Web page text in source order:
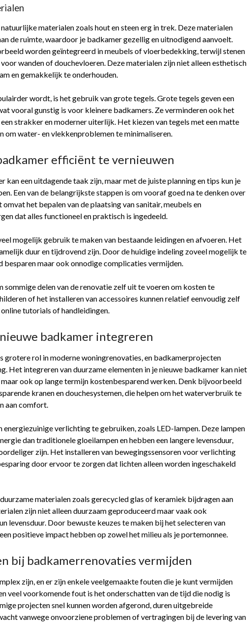
materialen zoals hout en steen erg in trek. Deze materialen
de ruimte, waardoor je badkamer gezellig en uitnodigend aanvoelt.
worden geïntegreerd in meubels of vloerbedekking, terwijl stenen
wanden of douchevloeren. Deze materialen zijn niet alleen esthetisch
en gemakkelijk te onderhouden.
wordt, is het gebruik van grote tegels. Grote tegels geven een
vooral gunstig is voor kleinere badkamers. Ze verminderen ook het
strakker en moderner uiterlijk. Het kiezen van tegels met een matte
om water- en vlekkenproblemen te minimaliseren.
efficiënt te vernieuwen
kan een uitdagende taak zijn, maar met de juiste planning en tips kun je
Een van de belangrijkste stappen is om vooraf goed na te denken over
het bepalen van de plaatsing van sanitair, meubels en
dat alles functioneel en praktisch is ingedeeld.
mogelijk gebruik te maken van bestaande leidingen en afvoeren. Het
duur en tijdrovend zijn. Door de huidige indeling zoveel mogelijk te
besparen maar ook onnodige complicaties vermijden.
sommige delen van de renovatie zelf uit te voeren om kosten te
of het installeren van accessoires kunnen relatief eenvoudig zelf
tutorials of handleidingen.
badkamer integreren
grotere rol in moderne woningrenovaties, en badkamerprojecten
Het integreren van duurzame elementen in je nieuwe badkamer kan niet
ook op lange termijn kostenbesparend werken. Denk bijvoorbeeld
kranen en douchesystemen, die helpen om het waterverbruik te
aan comfort.
energiezuinige verlichting te gebruiken, zoals LED-lampen. Deze lampen
dan traditionele gloeilampen en hebben een langere levensduur,
zijn. Het installeren van bewegingssensoren voor verlichting
door ervoor te zorgen dat lichten alleen worden ingeschakeld
materialen zoals gerecycled glas of keramiek bijdragen aan
zijn niet alleen duurzaam geproduceerd maar vaak ook
levensduur. Door bewuste keuzes te maken bij het selecteren van
positieve impact hebben op zowel het milieu als je portemonnee.
bij badkamerrenovaties vermijden
zijn, en er zijn enkele veelgemaakte fouten die je kunt vermijden
veel voorkomende fout is het onderschatten van de tijd die nodig is
projecten snel kunnen worden afgerond, duren uitgebreide
vanwege onvoorziene problemen of vertragingen bij de levering van